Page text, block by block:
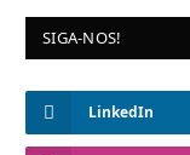
SIGA-NOS!
LinkedIn